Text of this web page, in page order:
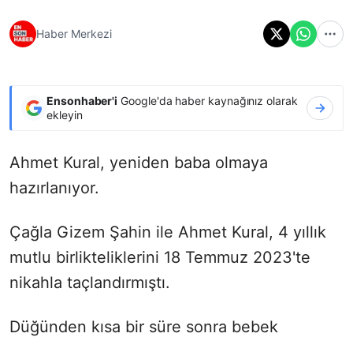
Haber Merkezi
Ensonhaber'i Google'da haber kaynağınız olarak
ekleyin
Ahmet Kural, yeniden baba olmaya
hazırlanıyor.
Çağla Gizem Şahin ile Ahmet Kural, 4 yıllık
mutlu birlikteliklerini 18 Temmuz 2023'te
nikahla taçlandırmıştı.
Düğünden kısa bir süre sonra bebek